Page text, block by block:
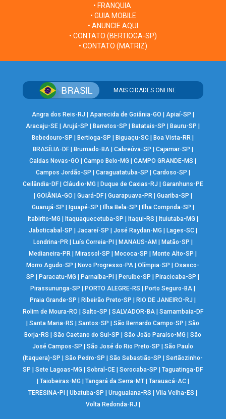
• FRANQUIA
• GUIA MOBILE
• ANUNCIE AQUI
• CONTATO (BERTIOGA-SP)
• CONTATO (MATRIZ)
MAIS CIDADES ONLINE
Angra dos Reis-RJ | Aparecida de Goiânia-GO | Apiaí-SP |
Aracaju-SE | Arujá-SP |Barretos-SP |Batatais-SP |Bauru-SP |
Bebedouro-SP |Bertioga-SP |Biguaçu-SC |Boa Vista-RR |
BRASÍLIA-DF| Brumado-BA| Cabreúva-SP | Cajamar-SP |
Caldas Novas-GO |Campo Belo-MG |CAMPO GRANDE-MS |
Campos Jordão-SP | Caraguatatuba-SP | Cardoso-SP |
Ceilândia-DF| Cláudio-MG | Duque de Caxias-RJ | Garanhuns-PE
| GOIÂNIA-GO | Guará-DF| Guarapuava-PR | Guariba-SP |
Guarujá-SP | Iguapé-SP | Ilha Bela-SP | Ilha Comprida-SP |
Itabirito-MG | Itaquaquecetuba-SP | Itaqui-RS | Ituiutaba-MG |
Jaboticabal-SP | Jacareí-SP | José Raydan-MG | Lages-SC|
Londrina-PR | Luís Correia-PI | MANAUS-AM | Matão-SP |
Medianeira-PR |Mirassol-SP |Mococa-SP |Monte Alto-SP |
Morro Agudo-SP |Novo Progresso-PA |Olímpia-SP |Osasco-
SP |Paracatu-MG |Parnaíba-PI |Peruíbe-SP |Piracicaba-SP |
Pirassununga-SP |PORTO ALEGRE-RS |Porto Seguro-BA |
Praia Grande-SP |Ribeirão Preto-SP |RIO DE JANEIRO-RJ |
Rolim de Moura-RO | Salto-SP | SALVADOR-BA| Samambaia-DF
|Santa Maria-RS |Santos-SP |São Bernardo Campo-SP |São
Borja-RS |São Caetano do Sul-SP |São João Paraíso-MG |São
José Campos-SP |São José do Rio Preto-SP |São Paulo
(Itaquera)-SP |São Pedro-SP |São Sebastião-SP |Sertãozinho-
SP |Sete Lagoas-MG |Sobral-CE |Sorocaba-SP |Taguatinga-DF
| Taiobeiras-MG | Tangará da Serra-MT| Tarauacá-AC|
TERESINA-PI |Ubatuba-SP |Uruguaiana-RS |Vila Velha-ES |
Volta Redonda-RJ |